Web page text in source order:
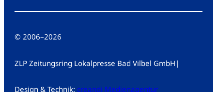
© 2006–2026
ZLP Zeitungsring Lokalpresse Bad Vilbel GmbH |
Design & Technik: creandi Medienagentur